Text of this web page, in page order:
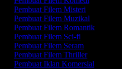
Pembuat Filem Misteri
Pembuat Filem Muzikal
Pembuat Filem Romantik
Pembuat Filem Sci-fi
Pembuat Filem Seram
Pembuat Filem Thriller
Pembuat Iklan Komersial